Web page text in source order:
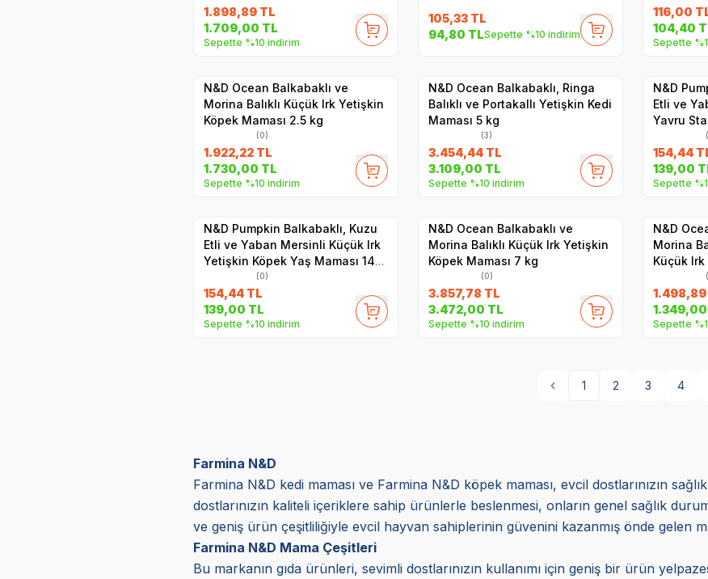
1.898,89TL
1.709,00 TL
Sepette %10 indirim
105,33TL
94,80 TLSepette %10 indirim
116,00
104,40
Sepette
Hızlı Teslimat
1.06.2027
N&D Ocean Balkabaklı ve
Morina Balıklı Küçük Irk Yetişkin
Köpek Maması 2.5 kg
(0)
1.922,22TL
1.730,00 TL
Sepette %10 indirim
N&D Ocean Balkabaklı, Ringa
Balıklı ve Portakallı Yetişkin Kedi
Maması 5 kg
(3)
3.454,44TL
3.109,00 TL
Sepette %10 indirim
N&D
Etli ve
Yavru
154,44
139,00
Sepette
01.10.2029
N&D Pumpkin Balkabaklı, Kuzu
Etli ve Yaban Mersinli Küçük Irk
Yetişkin Köpek Yaş Maması 140
(0)
154,44TL
139,00 TL
Sepette %10 indirim
Hızlı Teslimat
N&D Ocean Balkabaklı ve
Morina Balıklı Küçük Irk Yetişkin
Köpek Maması 7 kg
(0)
3.857,78 TL
3.472,00 TL
Sepette %10 indirim
Hızlı
N&D
Morina
Küçük
Maması
1.498,89
1.349,00
Sepette
1 2 3 4
Farmina N&D
Farmina N&D kedi maması ve Farmina N&D köpek maması, evcil dostlarınızın
dostlarınızın kaliteli içeriklere sahip ürünlerle beslenmesi, onların genel sağlık
ve geniş ürün çeşitliliğiyle evcil hayvan sahiplerinin güvenini kazanmış önde gelen
Farmina N&D Mama Çeşitleri
Bu markanın gıda ürünleri, sevimli dostlarınızın kullanımı için geniş bir ürün